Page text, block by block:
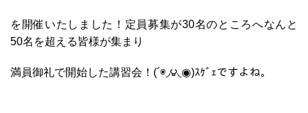
を開催いたしました！ 定員募集が30名のところへなんと
50名を超える皆様が集まり
満員御礼で開始した講習会！ (´◉◞౪◟◉)ｽｹﾞｪですよね。